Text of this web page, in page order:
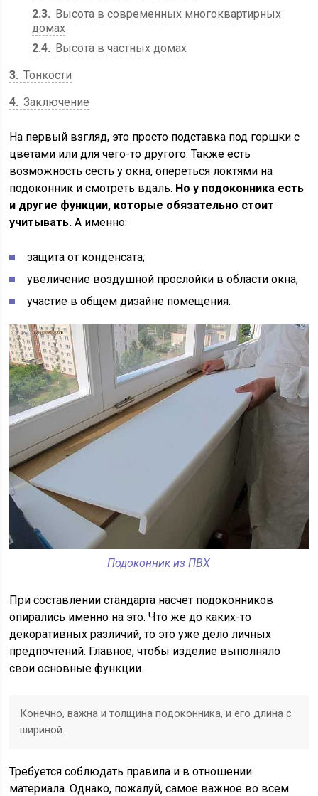
2.3
Высота в современных многоквартирных
домах
2.4
Высота в частных домах
3 Тонкости
4 Заключение
На первый взгляд, это просто подставка под горшки с
цветами или для чего-то другого. Также есть
возможность сесть у окна, опереться локтями на
подоконник и смотреть вдаль. Но у подоконника есть
и другие функции, которые обязательно стоит
учитывать. А именно:
защита от конденсата;
увеличение воздушной прослойки в области окна;
участие в общем дизайне помещения.
Подоконник из ПВХ
При составлении стандарта насчет подоконников
опирались именно на это. Что же до каких-то
декоративных различий, то это уже дело личных
предпочтений. Главное, чтобы изделие выполняло
свои основные функции.
Конечно, важна и толщина подоконника, и его длина с
шириной.
Требуется соблюдать правила и в отношении
материала. Однако, пожалуй, самое важное во всем